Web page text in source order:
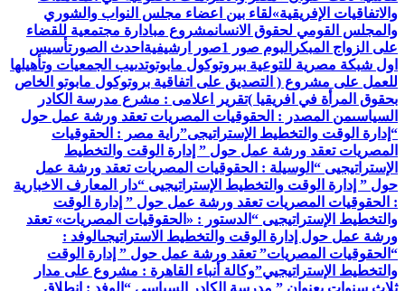
والاتفاقيات الإفريقية»لقاء بين اعضاء مجلس النواب والشوري
والمجلس القومي لحقوق الانسانمشروع مبادارة مجتمعية للقضاء
على الزواج المبكر البوم صور 1 صور ارشيفية احدث الصورتأسيس
اول شبكة مصرية للتوعية ببروتوكول مابوتوتدىيب الجمعيات وتأهيلها
للعمل على مشروع ( التصديق على اتفاقية بروتوكول مابوتو الخاص
بحقوق المرأة في افريقيا )تقرير اعلامى : مشرع مدرسة الكادر
السياسىمن المصدر : الحقوقيات المصريات تعقد ورشة عمل حول
“إدارة الوقت والتخطيط الإستراتيجى”راية مصر : الحقوقيات
المصريات تعقد ورشة عمل حول ” إدارة الوقت والتخطيط
الإستراتيجيى “ الوسيلة : الحقوقيات المصريات تعقد ورشة عمل
حول ” إدارة الوقت والتخطيط الإستراتيجيى “دار المعارف الاخبارية
: الحقوقيات المصريات تعقد ورشة عمل حول ” إدارة الوقت
والتخطيط الإستراتيجيى “ الدستور : «الحقوقيات المصريات» تعقد
ورشة عمل حول إدارة الوقت والتخطيط الاستراتيجىالوفد :
“الحقوقيات المصريات” تعقد ورشة عمل حول ” إدارة الوقت
والتخطيط الإستراتيجيي”وكالة أنباء القاهرة : مشروع على مدار
ثلاث سنوات بعنوان ” مدرسة الكادر السياسي “ الوفد : إنطلاق